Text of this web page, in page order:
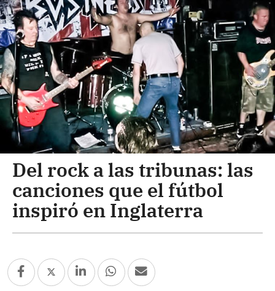
Del rock a las tribunas: las
canciones que el fútbol
inspiró en Inglaterra